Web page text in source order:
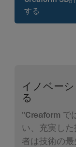
する
イノベー
る
"Creaform で
い、充実し
者は技術の